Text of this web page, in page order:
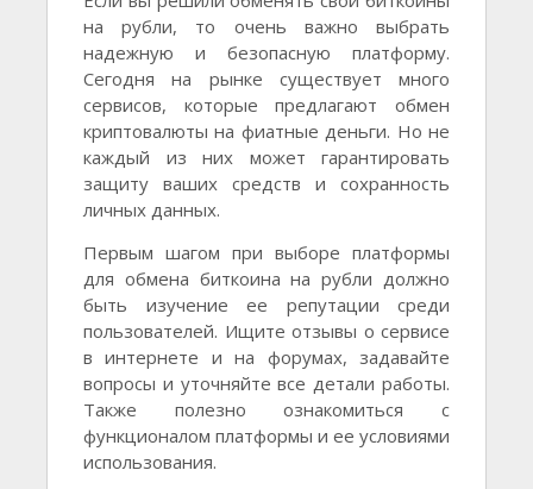
на рубли, то очень важно выбрать
надежную и безопасную платформу.
Сегодня на рынке существует много
сервисов, которые предлагают обмен
криптовалюты на фиатные деньги. Но не
каждый из них может гарантировать
защиту ваших средств и сохранность
личных данных.
Первым шагом при выборе платформы
для обмена биткоина на рубли должно
быть изучение ее репутации среди
пользователей. Ищите отзывы о сервисе
в интернете и на форумах, задавайте
вопросы и уточняйте все детали работы.
Также полезно ознакомиться с
функционалом платформы и ее условиями
использования.